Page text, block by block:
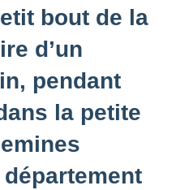
bout de la
d’un
pendant
la petite